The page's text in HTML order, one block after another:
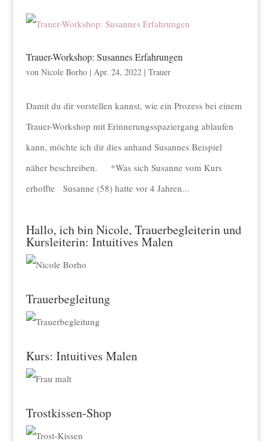
Trauer-Workshop: Susannes Erfahrungen
von Nicole Borho| Apr. 24, 2022| Trauer
Damit du dir vorstellen kannst, wie ein Prozess bei einem
Trauer-Workshop mit Erinnerungsspaziergang ablaufen
kann, möchte ich dir dies anhand Susannes Beispiel
näher beschreiben. *Was sich Susanne vom Kurs
erhoffte Susanne (58) hatte vor 4 Jahren...
Hallo, ich bin Nicole, Trauerbegleiterin und
Kursleiterin: Intuitives Malen
Trauerbegleitung
Kurs: Intuitives Malen
Trostkissen-Shop